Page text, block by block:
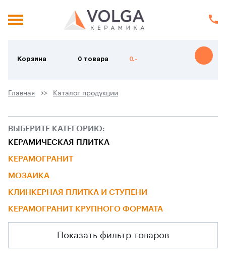
Корзина 0 товара 0.-
Главная Каталог продукции
ВЫБЕРИТЕ КАТЕГОРИЮ:
КЕРАМИЧЕСКАЯ ПЛИТКА
КЕРАМОГРАНИТ
МОЗАИКА
КЛИНКЕРНАЯ ПЛИТКА И СТУПЕНИ
КЕРАМОГРАНИТ КРУПНОГО ФОРМАТА
Показать фильтр товаров